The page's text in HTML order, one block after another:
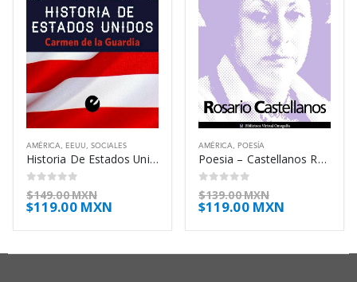
AMÉRICA, EEUU , SOCIALES
Historia De Estados Unidos – De La Guardia Carmen
0out of 5
$149.00 MXN
$119.00 MXN
AMÉRICA, POESÍA
Poesia – Castellanos Rosario
0out of 5
$139.00 MXN
$119.00 MXN